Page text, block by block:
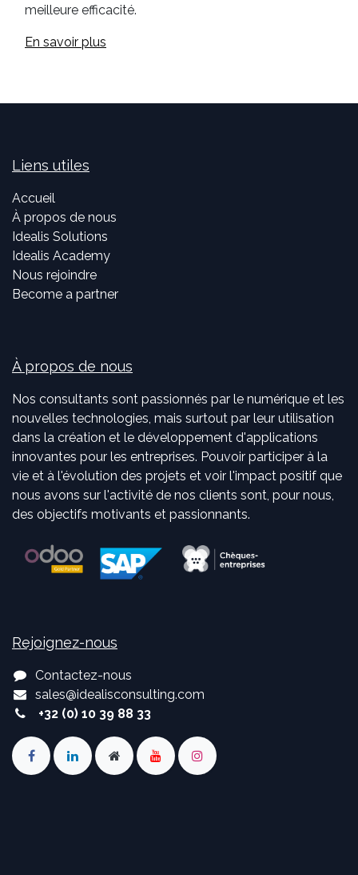
meilleure efficacité.
En savoir plus
Liens utiles
Accueil
À propos de nous
Idealis Solutions
Idealis Academy
Nous rejoindre
Become a partner
À propos de nous
Nos consultants sont passionnés par le numérique et les
nouvelles technologies, mais surtout par leur utilisation
dans la création et le développement d'applications
innovantes pour les entreprises. Pouvoir participer à la
vie et à l'évolution des projets et voir l'impact positif que
nous avons sur l'activité de nos clients sont, pour nous,
des objectifs motivants et passionnants.
Rejoignez-nous
Contactez-nous
sales@idealisconsulting.com
+32 (0) 10 39 88 33